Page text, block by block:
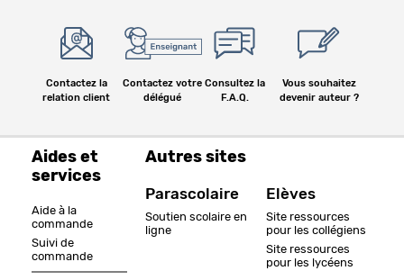
Contactez la
relation client
Contactez votre
délégué
Consultez la
F.A.Q.
Vous souhaitez
devenir auteur ?
Aides et
services
Aide à la
commande
Suivi de
commande
Autres sites
Parascolaire
Soutien scolaire en
ligne
Elèves
Site ressources
pour les collégiens
Site ressources
pour les lycéens